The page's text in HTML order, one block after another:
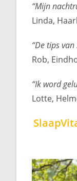
“Mijn
Linda,
“De tips
Rob,
“Ik word
Lotte,